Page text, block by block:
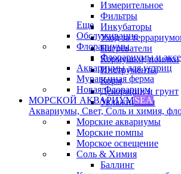
Измерительное
Фильтры
Инкубаторы
Уход за
Нагреватели
Кормушки, поилки
Инструменты
Корм
Декорации и грунт
Увлажнители
Еще
Обслуживание
Флорариумы
Флорариумы и
Аквариумы для устриц
Муравьиная ферма
Новая Флорариум
МОРСКОЙ АКВАРИУМSEA
Аквариумы, Свет, Соль и химия,
Морские аквариумы
Морские помпы
Морское освещение
Соль & Химия
Баллинг